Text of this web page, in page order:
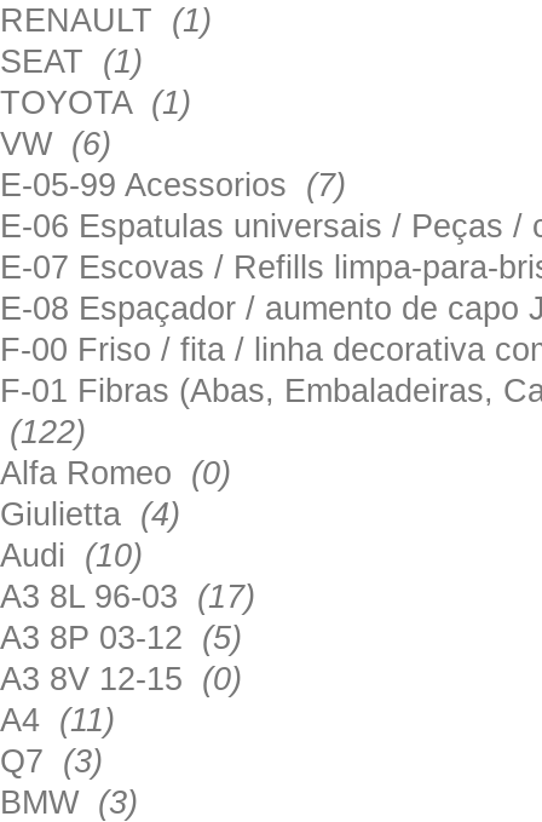
RENAULT (1)
SEAT (1)
TOYOTA (1)
VW (6)
E-05-99 Acessorios (7)
E-06 Espatulas universais / Peças
E-07 Escovas / Refills limpa-para-
E-08 Espaçador / aumento de
F-00 Friso / fita / linha decorativa
F-01 Fibras (Abas, Embaladeiras,
(122)
Alfa Romeo (0)
Giulietta (4)
Audi (10)
A3 8L 96-03 (17)
A3 8P 03-12 (5)
A3 8V 12-15 (0)
A4 (11)
Q7 (3)
BMW (3)